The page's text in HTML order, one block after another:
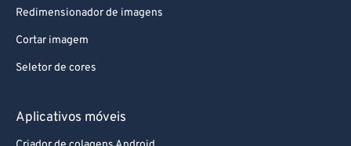
Redimensionador de imagens
Cortar imagem
Seletor de cores
Aplicativos móveis